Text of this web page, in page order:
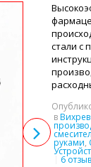
стали с
в
руками,
6